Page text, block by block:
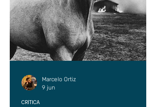
CRÍTICA
Marcelo Ortiz
9 jun